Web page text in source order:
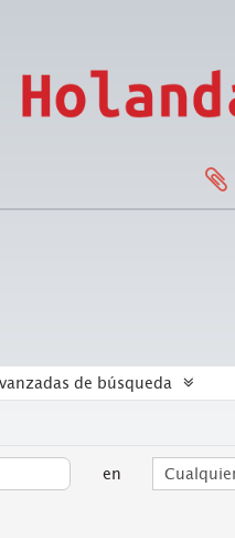
de búsqueda
en